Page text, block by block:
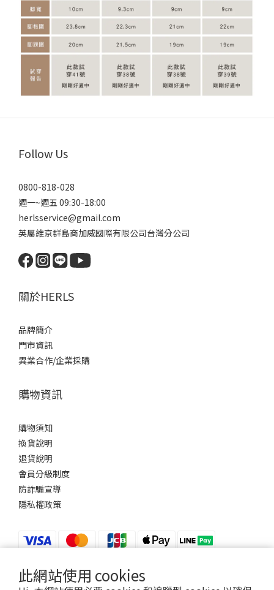
此網站使用 cookies
Follow Us
0800-818-028
週一~週五 09:30-18:00
herlsservice@gmail.com
英屬維京群島商加威國際有限公司台灣分公司
關於HERLS
品牌簡介
門市資訊
異業合作/企業採購
購物資訊
購物須知
換貨說明
退貨說明
會員分級制度
防詐騙宣導
隱私權政策
$ TWD